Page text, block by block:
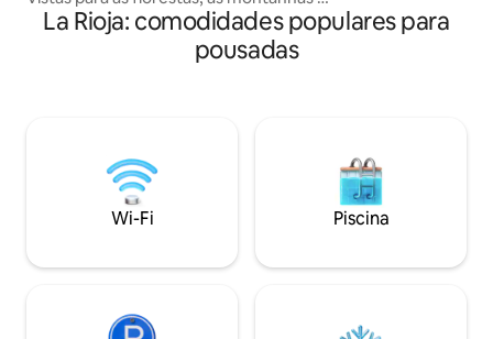
o castelo de Préjano, a decoração
cuidadosa e os elementos originais.
Lugar muito bem localizado para visitar
café da manhã está incluso no preço.
higiênico,
chuveiro.
La Rioja: comodidades populares para
pousadas
Wi-Fi Piscina